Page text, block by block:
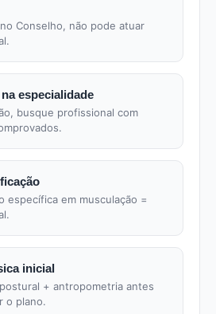
Conselho, não pode atuar
especialidade
busque profissional com
específica em musculação =
inicial
+ antropometria antes
o plano.